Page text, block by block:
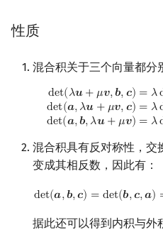
性质
混合积关于三个向量都分
det(𝜆𝒖+𝜇𝒗,𝒃,𝒄) = 𝜆
det(𝒂,𝜆𝒖 +𝜇𝒗,𝒄) = 𝜆
det(𝒂,𝒃,𝜆𝒖+𝜇𝒗) = 𝜆
det(λu+μv b, c)=λdet( u,b,c
混合积具有反对称性，交
变成其相反数，因此有：
det(𝒂,𝒃,𝒄) = det(𝒃,𝒄,𝒂)
det(a b, c)= det(b,c,a )= det
据此还可以得到内积与外